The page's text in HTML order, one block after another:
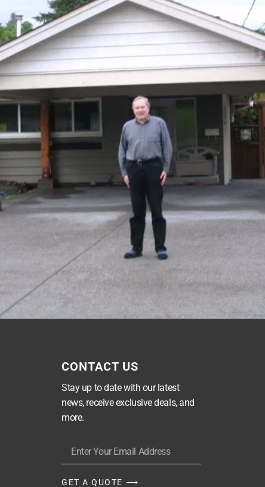
CONTACT US
Stay up to date with our latest
news, receive exclusive deals, and
more.
GET A QUOTE ⟶